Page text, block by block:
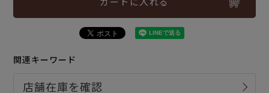
関連キーワード